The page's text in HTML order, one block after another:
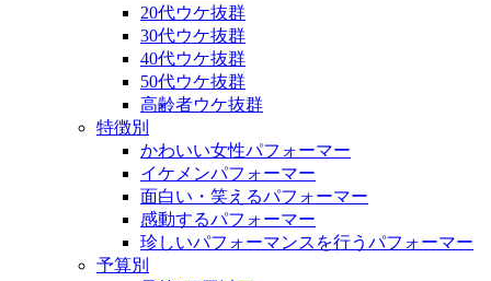
20代ウケ抜群
30代ウケ抜群
40代ウケ抜群
50代ウケ抜群
高齢者ウケ抜群
特徴別
かわいい女性パフォーマー
イケメンパフォーマー
面白い・笑えるパフォーマー
感動するパフォーマー
珍しいパフォーマンスを行うパフォーマー
予算別